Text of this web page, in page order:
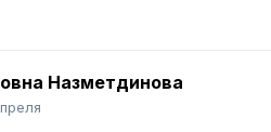
Назметдинова